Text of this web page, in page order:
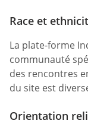
Race et
La plate-forme
communauté
des rencontres
du site est
Orientation